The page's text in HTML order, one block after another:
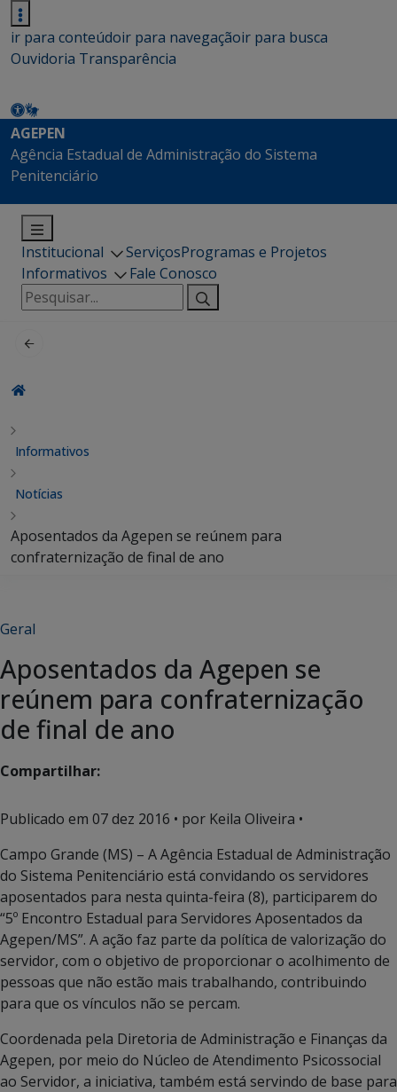
ir para conteúdoir para navegaçãoir para busca
Ouvidoria Transparência
AGEPEN
Agência Estadual de Administração do Sistema
Penitenciário
Institucional ServiçosProgramas e Projetos
Informativos
Fale Conosco
Pesquisar
por:
Informativos
Notícias
Aposentados da Agepen se reúnem para
confraternização de final de ano
Geral
Aposentados da Agepen se
reúnem para confraternização
de final de ano
Compartilhar:
Publicado em 07 dez 2016 • por Keila Oliveira •
Campo Grande (MS) – A Agência Estadual de Administração
do Sistema Penitenciário está convidando os servidores
aposentados para nesta quinta-feira (8), participarem do
“5º Encontro Estadual para Servidores Aposentados da
Agepen/MS”. A ação faz parte da política de valorização do
servidor, com o objetivo de proporcionar o acolhimento de
pessoas que não estão mais trabalhando, contribuindo
para que os vínculos não se percam.
Coordenada pela Diretoria de Administração e Finanças da
Agepen, por meio do Núcleo de Atendimento Psicossocial
ao Servidor, a iniciativa, também está servindo de base para